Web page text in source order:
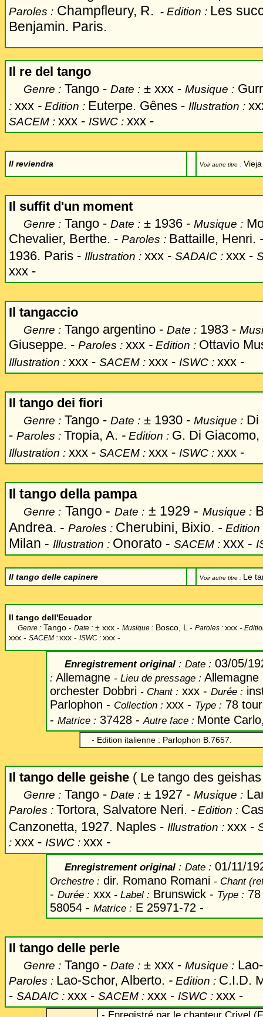
Paroles : Champfleury, R. - Edition : Les
Benjamin. Paris.
Il re del tango
Genre : Tango - Date : ± xxx - Musique :
: xxx - Edition : Euterpe. Gênes - Illustration :
SACEM : xxx - ISWC : xxx -
Il reviendra Voir autre titre :
Il suffit d'un moment
Genre : Tango - Date : ± 1936 - Musique :
Chevalier, Berthe. - Paroles : Battaille, Henri. -
1936. Paris - Illustration : xxx - SADAIC : xxx -
xxx -
Il tangaccio
Genre : Tango argentino - Date : 1983 -
Giuseppe. - Paroles : xxx - Edition : Ottavio
Illustration : xxx - SACEM : xxx - ISWC : xxx -
Il tango dei fiori
Genre : Tango - Date : ± 1930 - Musique : Di
- Paroles : Tropia, A. - Edition : G. Di
Illustration : xxx - SACEM : xxx - ISWC : xxx -
Il tango della pampa
Genre : Tango - Date : ± 1929 - Musique :
Andrea. - Paroles : Cherubini, Bixio. -
Milan - Illustration : Onorato - SACEM : xxx -
Il tango delle capinere Voir autre titre : L e
Il tango dell'Ecuador
Genre : Tango - Date : ± xxx - Musique : Bosco, L - Paroles : xxx -
xxx - SACEM : xxx - ISWC : xxx -
Enregistrement original : Date : 03/05/
: Allemagne - Lieu de pressage : Allemagne
orchester Dobbri - Chant: xxx - Durée :
Parlophon - Collection : xxx - Type : 78
- Matrice : 37428 - Autre face : Monte
- Edition italienne : Parlophon B.7657.
Il tango delle geishe ( Le tango des
Genre : Tango - Date : ± 1927 - Musique :
Paroles : Tortora, Salvatore Neri. - Edition :
Canzonetta, 1927. Naples - Illustration : xxx -
: xxx - ISWC : xxx -
Enregistrement original : Date : 01/11/
Orchestre : dir. Romano Romani - Chant
- Durée : xxx - Label : Brunswick - Type :
58054 - Matrice : E 25971-72 -
Il tango delle perle
Genre : Tango - Date : ± xxx - Musique :
Paroles : Lao-Schor, Alberto. - Edition : C.I.D.
- SADAIC : xxx - SACEM : xxx - ISWC : xxx -